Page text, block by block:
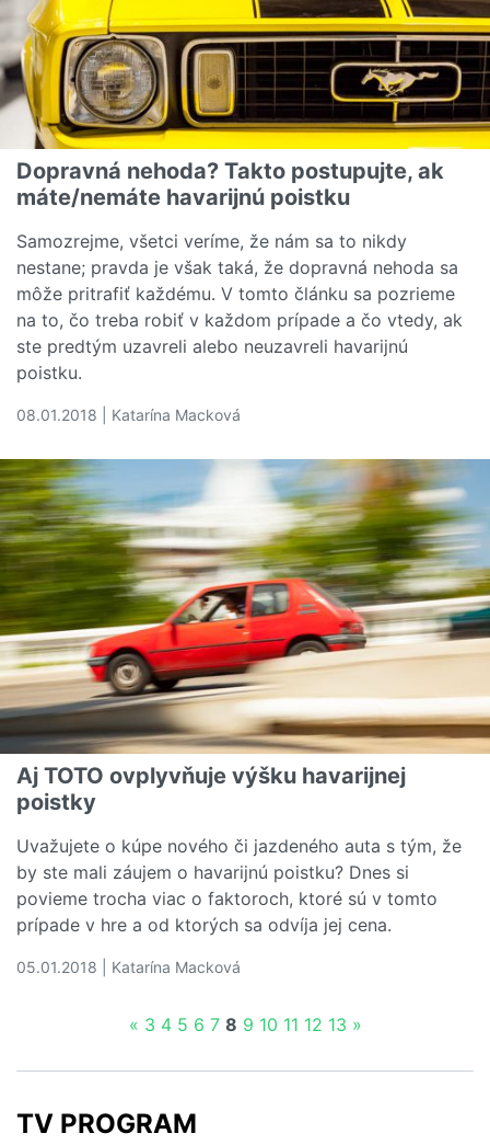
Dopravná nehoda? Takto postupujte, ak
máte/nemáte havarijnú poistku
Samozrejme, všetci veríme, že nám sa to nikdy
nestane; pravda je však taká, že dopravná nehoda sa
môže pritrafiť každému. V tomto článku sa pozrieme
na to, čo treba robiť v každom prípade a čo vtedy, ak
ste predtým uzavreli alebo neuzavreli havarijnú
poistku.
08.01.2018 | Katarína Macková
Aj TOTO ovplyvňuje výšku havarijnej
poistky
Uvažujete o kúpe nového či jazdeného auta s tým, že
by ste mali záujem o havarijnú poistku? Dnes si
povieme trocha viac o faktoroch, ktoré sú v tomto
prípade v hre a od ktorých sa odvíja jej cena.
05.01.2018 | Katarína Macková
« 3 4 5 6 7 8 9 10 11 12 13 »
TV PROGRAM